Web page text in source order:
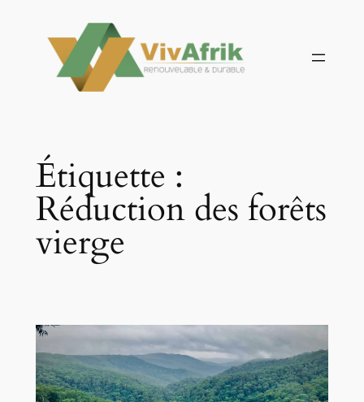
contenu
Étiquette :
Réduction des forêts
vierge